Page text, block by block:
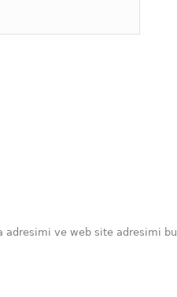
adresimi ve web site adresimi bu